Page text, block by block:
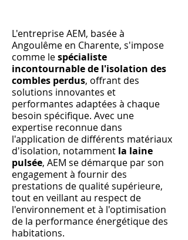
L'entreprise AEM, basée à
Angoulême en Charente, s'impose
comme lespécialiste
incontournable de l'isolation des
combles perdus, offrant des
solutions innovantes et
performantes adaptées à chaque
besoin spécifique. Avec une
expertise reconnue dans
l'application de différents matériaux
d'isolation, notamment la laine
pulsée, AEM se démarque par son
engagement à fournir des
prestations de qualité supérieure,
tout en veillant au respect de
l'environnement et à l'optimisation
de la performance énergétique des
habitations.